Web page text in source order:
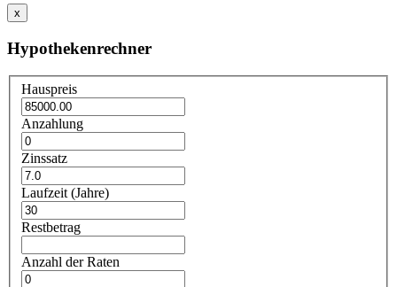
x
Hypothekenrechner
Hauspreis
Anzahlung
Zinssatz
Laufzeit (Jahre)
Restbetrag
Anzahl der Raten